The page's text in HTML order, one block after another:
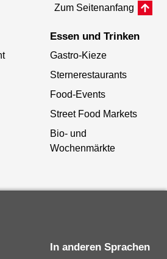
Zum Seitenanfang
Essen und Trinken
Gastro-Kieze
Sternerestaurants
Food-Events
Street Food Markets
Bio- und
Wochenmärkte
In anderen Sprachen